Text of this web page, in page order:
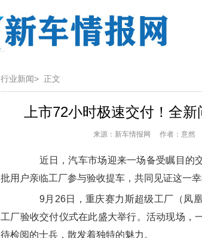
行业新闻> 正文
上市72小时极速交付！全
来源：新车情报网 作者：意然
近日，汽车市场迎来一场备受瞩目的
批用户亲临工厂参与验收提车，共同见证这一幸
9月26日，重庆赛力斯超级工厂（凤凰
工厂验收交付仪式在此盛大举行。活动现场，
待检阅的士兵，散发着独特的魅力。